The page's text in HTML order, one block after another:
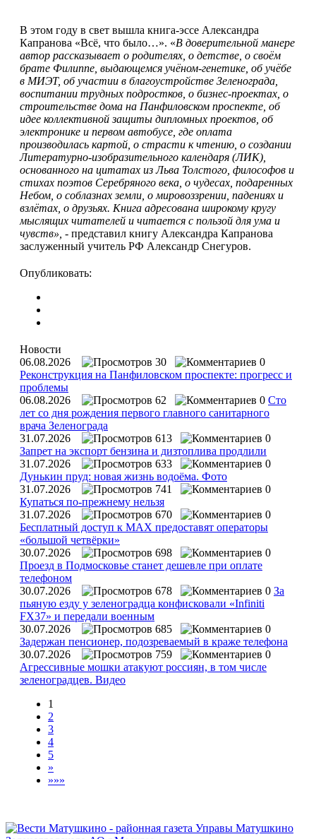
В этом году в свет вышла книга-эссе Александра
Капранова «Всё, что было…». «В доверительной манере
автор рассказывает о родителях, о детстве, о своём
брате Филиппе, выдающемся учёном-генетике, об учёбе
в МИЭТ, об участии в благоустройстве Зеленограда,
воспитании трудных подростков, о бизнес-проектах, о
строительстве дома на Панфиловском проспекте, об
идее коллективной защиты дипломных проектов, об
электронике и первом автобусе, где оплата
производилась картой, о страсти к чтению, о создании
Литературно-изобразительного календаря (ЛИК),
основанного на цитатах из Льва Толстого, философов и
стихах поэтов Серебряного века, о чудесах, подаренных
Небом, о соблазнах земли, о мировоззрении, падениях и
взлётах, о друзьях. Книга адресована широкому кругу
мыслящих читателей и читается с пользой для ума и
чувств», - представил книгу Александра Капранова
заслуженный учитель РФ Александр Снегуров.
Опубликовать:
Новости
06.08.2026
30
0
Реконструкция на Панфиловском проспекте: прогресс и
проблемы
06.08.2026
62 0 Сто
лет со дня рождения первого главного санитарного
врача Зеленограда
31.07.2026
613
0
Запрет на экспорт бензина и дизтоплива продлили
31.07.2026
633
0
Дунькин пруд: новая жизнь водоёма. Фото
31.07.2026
741
0
Купаться по‑прежнему нельзя
31.07.2026
670
0
Бесплатный доступ к MAX предоставят операторы
«большой четвёрки»
30.07.2026
698
0
Проезд в Подмосковье станет дешевле при оплате
телефоном
30.07.2026
678 0 За
пьяную езду у зеленоградца конфисковали «Infiniti
FX37» и передали военным
30.07.2026
685
0
Задержан пенсионер, подозреваемый в краже телефона
30.07.2026
759
0
Агрессивные мошки атакуют россиян, в том числе
зеленоградцев. Видео
1
2
3
4
5
»
»»»